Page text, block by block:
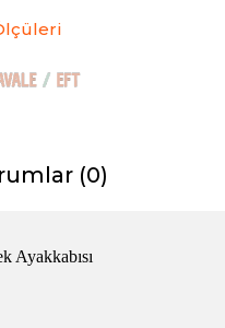
(0)
Ayakkabısı